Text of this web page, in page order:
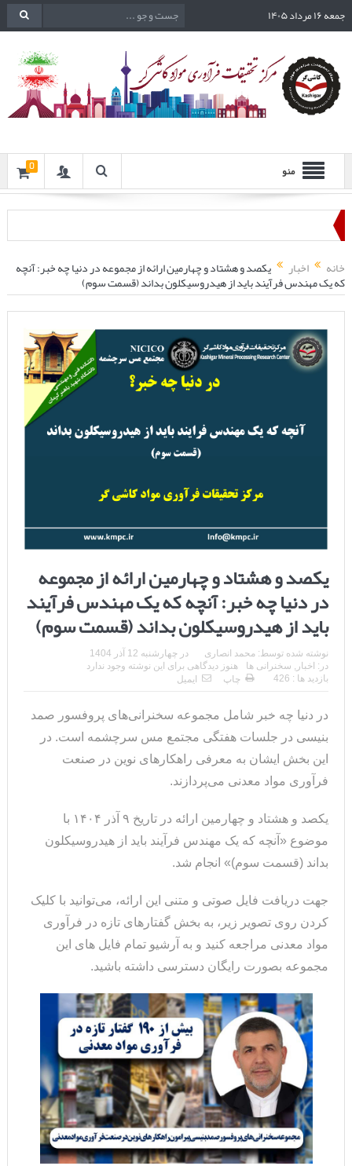
جمعه ۱۶ مرداد ۱۴۰۵
منو 0
خانه اخبار یکصد و هشتاد و چهارمین ارائه از مجموعه در دنیا چه خبر: آنچه
که یک مهندس فرآیند باید از هیدروسیکلون بداند (قسمت سوم)
یکصد و هشتاد و چهارمین ارائه از مجموعه
در دنیا چه خبر: آنچه که یک مهندس فرآیند
باید از هیدروسیکلون بداند (قسمت سوم)
نوشته شده توسط: محمد انصاری در چهارشنبه 12 آذر 1404
در: اخبار , سخنرانی ها
هنوز دیدگاهی برای این نوشته وجود ندارد
بازدید ها : 426
چاپ ایمیل
در دنیا چه خبر شامل مجموعه سخنرانی‌های پروفسور صمد
بنیسی در جلسات هفتگی مجتمع مس سرچشمه است. در
این بخش ایشان به معرفی راهکارهای نوین در صنعت
فرآوری مواد معدنی می‌پردازند.
یکصد و هشتاد و چهارمین ارائه در تاریخ ۹ آذر ۱۴۰۴ با
موضوع «آنچه که یک مهندس فرآیند باید از هیدروسیکلون
بداند (قسمت سوم)» انجام شد.
جهت دریافت فایل صوتی و متنی این ارائه، می‌توانید با کلیک
کردن روی تصویر زیر، به بخش گفتارهای تازه در فرآوری
مواد معدنی مراجعه کنید و به آرشیو تمام فایل های این
مجموعه بصورت رایگان دسترسی داشته باشید.